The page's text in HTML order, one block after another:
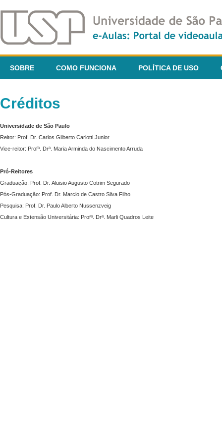
SOBRE COMO FUNCIONA POLÍTICA DE USO
Créditos
Universidade de São Paulo
Reitor: Prof. Dr. Carlos Gilberto Carlotti Junior
Vice-reitor: Profª. Drª. Maria Arminda do Nascimento Arruda
Pró-Reitores
Graduação: Prof. Dr. Aluisio Augusto Cotrim Segurado
Pós-Graduação: Prof. Dr. Marcio de Castro Silva Filho
Pesquisa: Prof. Dr. Paulo Alberto Nussenzveig
Cultura e Extensão Universitária: Profª. Drª. Marli Quadros Leite